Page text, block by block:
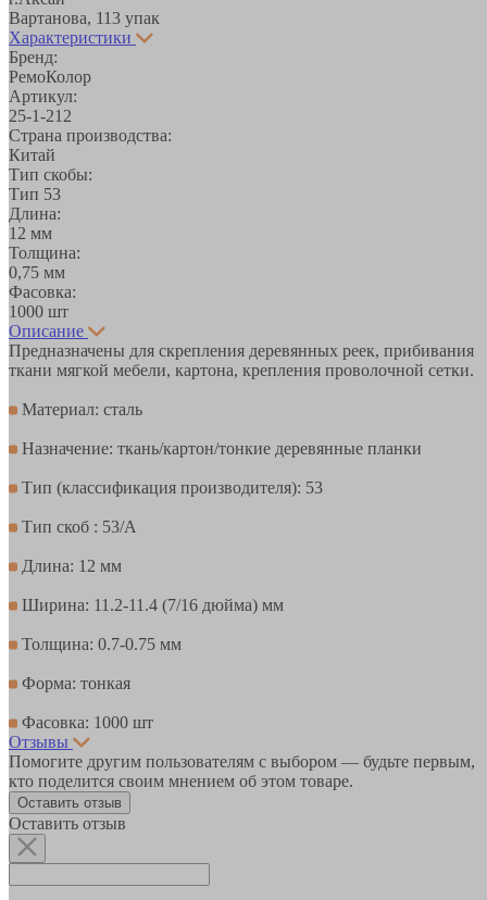
Вартанова, 113 упак
Характеристики
Бренд:
РемоКолор
Артикул:
25-1-212
Страна производства:
Китай
Тип скобы:
Тип 53
Длина:
12 мм
Толщина:
0,75 мм
Фасовка:
1000 шт
Описание
Предназначены для скрепления деревянных реек, прибивания
ткани мягкой мебели, картона, крепления проволочной сетки.
Материал: сталь
Назначение: ткань/картон/тонкие деревянные планки
Тип (классификация производителя): 53
Тип скоб : 53/A
Длина: 12 мм
Ширина: 11.2-11.4 (7/16 дюйма) мм
Толщина: 0.7-0.75 мм
Форма: тонкая
Фасовка: 1000 шт
Отзывы
Помогите другим пользователям с выбором — будьте первым,
кто поделится своим мнением об этом товаре.
Оставить отзыв
Оставить отзыв